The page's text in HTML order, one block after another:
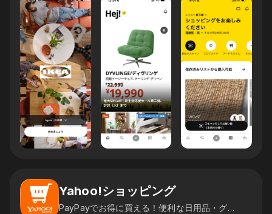
Yahoo!ショッピング
PayPayでお得に買える！便利な日用品・グルメ通販アプリ